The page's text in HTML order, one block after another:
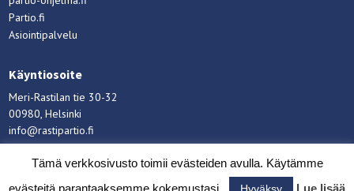
Partio.fi
Asiointipalvelu
Käyntiosoite
Meri-Rastilan tie 30-32
00980, Helsinki
info@rastipartio.fi
Rastipartio ©Copyright2026.
Tämä verkkosivusto toimii evästeiden avulla. Käytämme
evästeitä parantaaksemme kokemustasi.
Lue lisää